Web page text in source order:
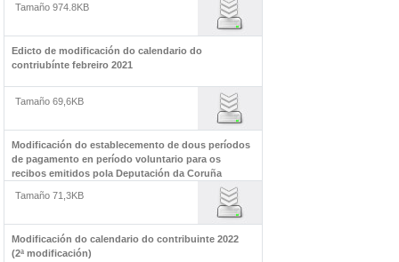
Tamaño 974.8KB
Edicto de modificación do calendario do
contriubínte febreiro 2021
Tamaño 69,6KB
Modificación do establecemento de dous períodos
de pagamento en período voluntario para os
recibos emitidos pola Deputación da Coruña
Tamaño 71,3KB
Modificación do calendario do contribuinte 2022
(2ª modificación)